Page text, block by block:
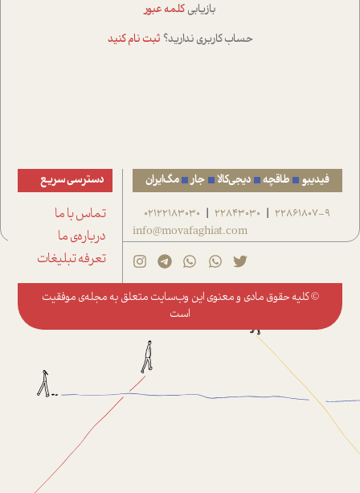
بازیابی کلمه عبور
حساب کاربری ندارید؟ ثبت نام کنید
فیدیبو طاقچه دیجی‌کالا جار مگ‌ایران
22861807-9
|
22843030
|
02122183030
info@movafaghiat.com
دسترسی سریع
تماس با ما
درباره‌ی ما
تعرفه تبلیغات
© کلیه حقوق مادی و معنوی این وب‌سایت متعلق به مجله‌ی موفقیت
است